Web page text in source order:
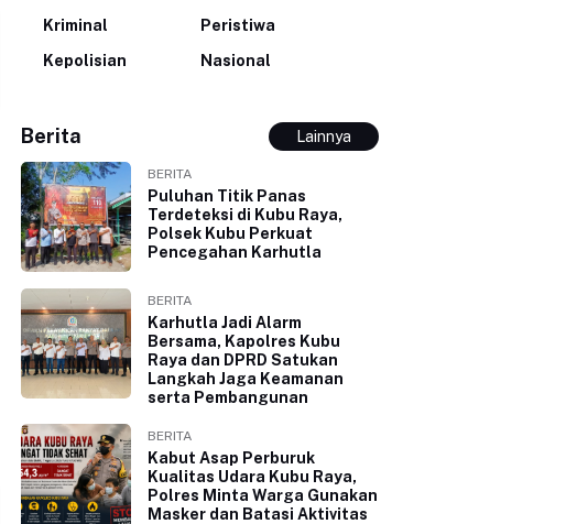
Kriminal
Peristiwa
Kepolisian
Nasional
Berita Lainnya
BERITA
Puluhan Titik Panas
Terdeteksi di Kubu Raya,
Polsek Kubu Perkuat
Pencegahan Karhutla
BERITA
Karhutla Jadi Alarm
Bersama, Kapolres Kubu
Raya dan DPRD Satukan
Langkah Jaga Keamanan
serta Pembangunan
BERITA
Kabut Asap Perburuk
Kualitas Udara Kubu Raya,
Polres Minta Warga Gunakan
Masker dan Batasi Aktivitas